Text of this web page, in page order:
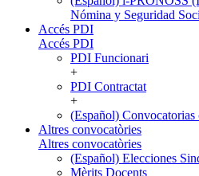
Nómina y Seguridad
Accés PDI
Accés PDI
PDI Funcionari
+
PDI Contractat
+
(Español) Convocatorias
Altres convocatòries
Altres convocatòries
(Español) Elecciones
Mèrits Docents